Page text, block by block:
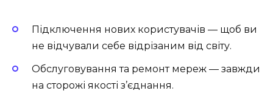
Підключення нових користувачів — щоб ви
не відчували себе відрізаним від світу.
Обслуговування та ремонт мереж — завжди
на сторожі якості з’єднання.